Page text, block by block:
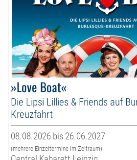
»Love Boat«
Die Lipsi Lillies & Friends auf
Kreuzfahrt
08.08.2026 bis 26.06.2027
(mehrere Einzeltermine im Zeitraum)